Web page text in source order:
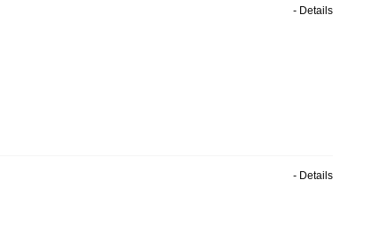
- Details
- Details